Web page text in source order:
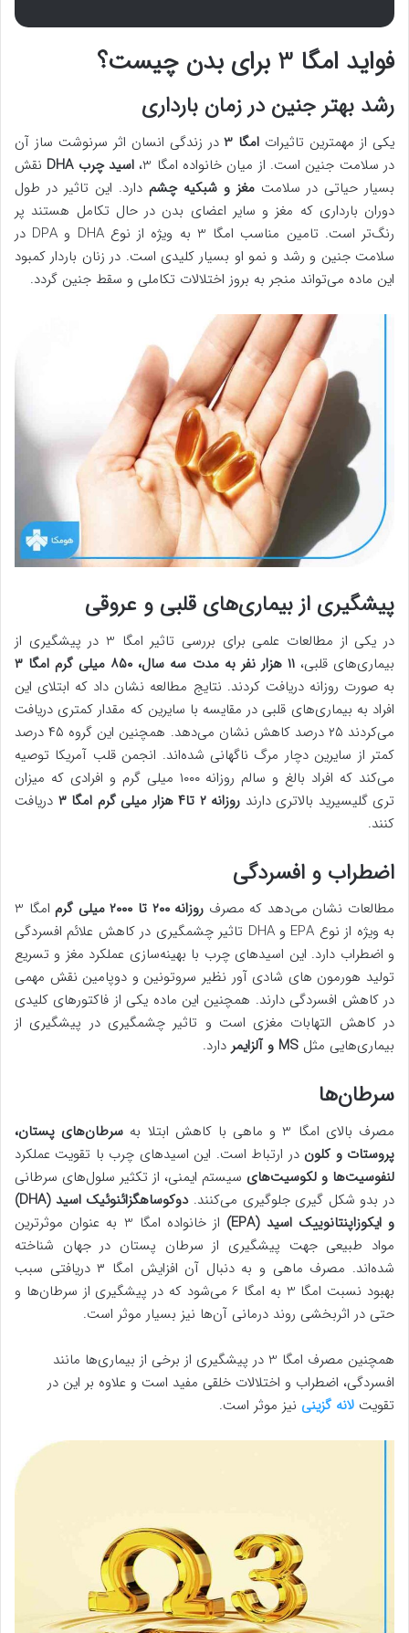
فواید امگا 3 برای بدن چیست؟
رشد بهتر جنین در زمان بارداری
یکی از مهمترین تاثیرات امگا 3
در زندگی انسان اثر سرنوشت ساز آن
در سلامت جنین است. از میان خانواده امگا 3،
اسید چرب DHA
نقش
بسیار حیاتی در سلامت مغز و شبکیه چشم دارد. این تاثیر در طول
دوران بارداری که مغز و سایر اعضای بدن در حال تکامل هستند پر
رنگ‌تر است. تامین مناسب امگا 3 به ویژه از نوع DHA و DPA در
سلامت جنین و رشد و نمو او بسیار کلیدی است. در زنان باردار کمبود
این ماده می‌تواند منجر به بروز اختلالات تکاملی و سقط جنین گردد.
پیشگیری از بیماری‌های قلبی و عروقی
در یکی از مطالعات علمی برای بررسی تاثیر امگا 3 در پیشگیری از
بیماری‌های قلبی،۱۱ هزار نفر به مدت سه سال، ۸۵۰ میلی گرم امگا ۳
به صورت روزانه دریافت کردند. نتایج مطالعه نشان داد که ابتلای این
افراد به بیماری‌های قلبی در مقایسه با سایرین که مقدار کمتری دریافت
می‌کردند ۲۵ درصد کاهش نشان می‌دهد. همچنین این گروه ۴۵ درصد
کمتر از سایرین دچار مرگ ناگهانی شده‌اند. انجمن قلب آمریکا توصیه
می‌کند که افراد بالغ و سالم روزانه ۱۰۰۰ میلی گرم و افرادی که میزان
تری گلیسیرید بالاتری دارند روزانه ۲ تا۴ هزار میلی گرم امگا ۳
دریافت
کنند.
اضطراب و افسردگی
مطالعات نشان می‌دهد که مصرف روزانه ۲۰۰ تا ۲۰۰۰ میلی گرم
امگا 3
به ویژه از نوع EPA و DHA تاثیر چشمگیری در کاهش علائم افسردگی
و اضطراب دارد. این اسیدهای چرب با بهینه‌سازی عملکرد مغز و تسریع
تولید هورمون های شادی آور نظیر سروتونین و دوپامین نقش مهمی
در کاهش افسردگی دارند. همچنین این ماده یکی از فاکتورهای کلیدی
در کاهش التهابات مغزی است و تاثیر چشمگیری در پیشگیری از
بیماری‌هایی مثل MS و آلزایمر دارد.
سرطان‌ها
مصرف بالای امگا 3 و ماهی با کاهش ابتلا به
سرطان‌های پستان،
پروستات و کلون در ارتباط است. این اسیدهای چرب با تقویت عملکرد
لنفوسیت‌ها و لکوسیت‌های سیستم ایمنی، از تکثیر سلول‌های سرطانی
در بدو شکل‌ گیری جلوگیری می‌کنند.
دوکوساهگزائنوئیک اسید (DHA)
و ایکوزاپنتانوییک اسید (EPA)
از خانواده امگا 3 به عنوان موثرترین
مواد طبیعی جهت پیشگیری از سرطان پستان در جهان شناخته
شده‌اند. مصرف ماهی و به دنبال آن افزایش امگا ۳ دریافتی سبب
بهبود نسبت امگا 3 به امگا 6 می‌شود که در پیشگیری از سرطان‌ها و
حتی در اثربخشی روند درمانی آن‌ها نیز بسیار موثر است.
همچنین مصرف امگا 3 در پیشگیری از برخی از بیماری‌ها مانند
افسردگی، اضطراب و اختلالات خلقی مفید است و علاوه بر این در
تقویت لانه گزینی نیز موثر است.